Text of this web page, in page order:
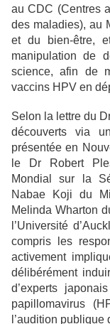
au CDC (Centres
des maladies), au
et du bien-être,
manipulation de
science, afin de
vaccins HPV en
Selon la lettre du
découverts via
présentée en
le Dr Robert
Mondial sur la
Nabae Koji du
Melinda Wharton
l’Université
compris les
activement
délibérément
d’experts
papillomavirus
l’audition publique